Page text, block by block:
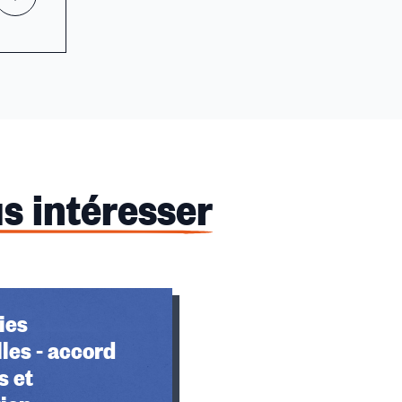
intéresser
- accord
et